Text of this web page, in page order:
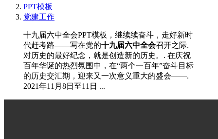
PPT模板
党建工作
十九届六中全会PPT模板，继续续奋斗，走好新时
代赶考路——写在党的十九届六中全会召开之际.
对历史的最好纪念，就是创造新的历史。. 在庆祝
百年华诞的热烈氛围中，在“两个一百年”奋斗目标
的历史交汇期，迎来又一次意义重大的盛会——.
2021年11月8日至11日 ...